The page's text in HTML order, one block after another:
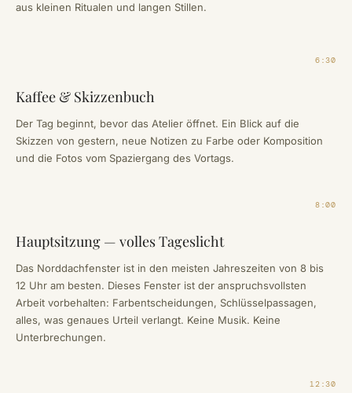
aus kleinen Ritualen und langen Stillen.
6:30
Kaffee & Skizzenbuch
Der Tag beginnt, bevor das Atelier öffnet. Ein Blick auf die
Skizzen von gestern, neue Notizen zu Farbe oder Komposition
und die Fotos vom Spaziergang des Vortags.
8:00
Hauptsitzung — volles Tageslicht
Das Norddachfenster ist in den meisten Jahreszeiten von 8 bis
12 Uhr am besten. Dieses Fenster ist der anspruchsvollsten
Arbeit vorbehalten: Farbentscheidungen, Schlüsselpassagen,
alles, was genaues Urteil verlangt. Keine Musik. Keine
Unterbrechungen.
12:30